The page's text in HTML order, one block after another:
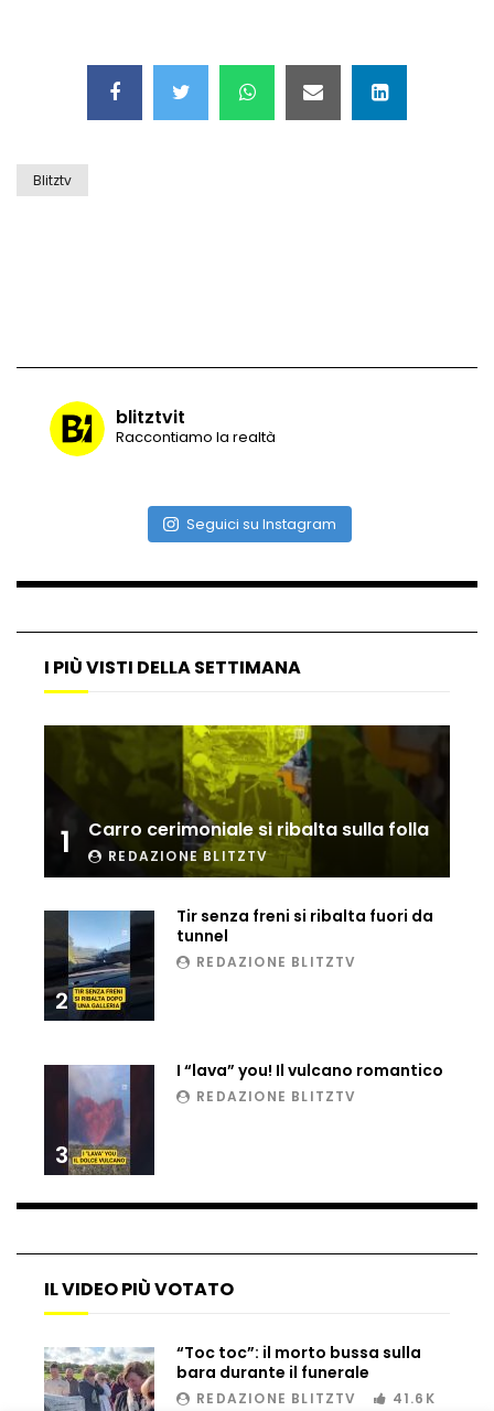
Blitztv
blitztvit
Raccontiamo la realtà
Seguici su Instagram
I PIÙ VISTI DELLA SETTIMANA
1 Carro cerimoniale si ribalta sulla folla
REDAZIONE BLITZTV
2
Tir senza freni si ribalta fuori da
tunnel
REDAZIONE BLITZTV
3
I “lava” you! Il vulcano romantico
REDAZIONE BLITZTV
IL VIDEO PIÙ VOTATO
“Toc toc”: il morto bussa sulla
bara durante il funerale
REDAZIONE BLITZTV 41.6K